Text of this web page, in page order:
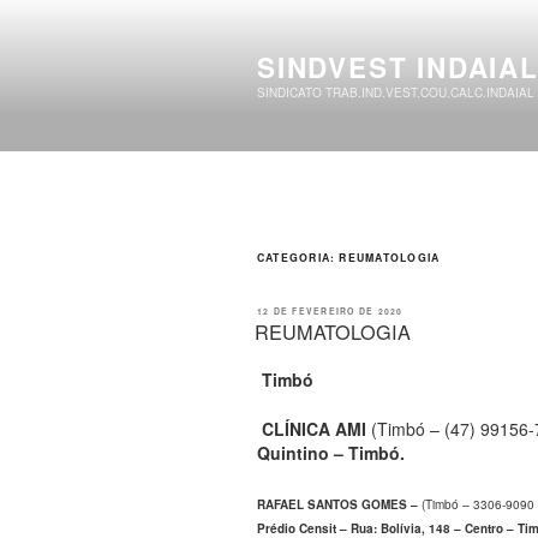
SINDVEST INDAIAL
SINDICATO TRAB.IND.VEST.COU.CALC.INDAIAL
CATEGORIA:REUMATOLOGIA
PUBLICADO
12 DE FEVEREIRO DE 2020
REUMATOLOGIA
Timbó
CLÍNICA AMI (Timbó – (47)
Quintino – Timbó.
RAFAEL SANTOS GOMES – (Timbó – 3306-
Prédio Censit – Rua: Bolívia, 148 – Centro –